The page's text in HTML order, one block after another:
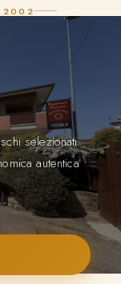
2002
selezionati
autentica